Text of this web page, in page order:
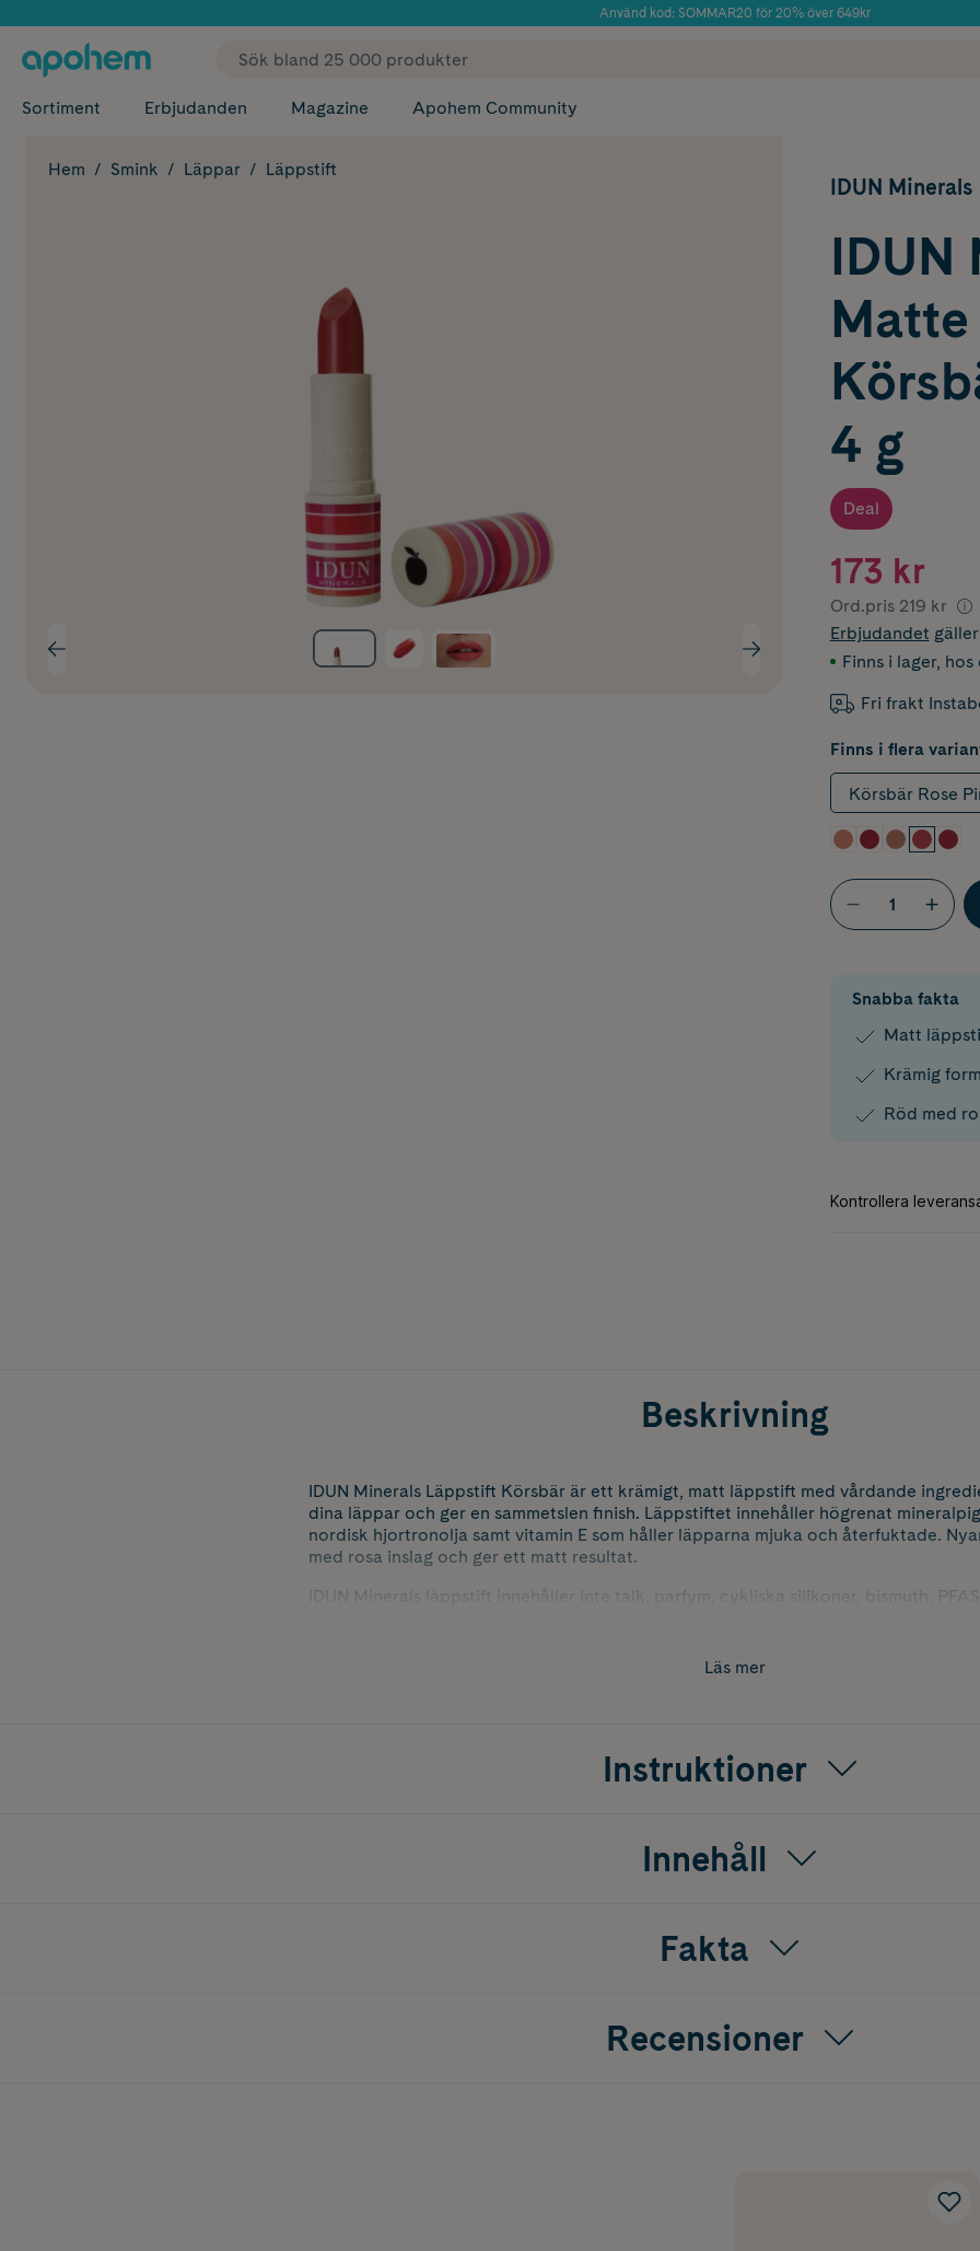
Använd kod: SOMMAR20 för 20% över 649kr
Sortiment Erbjudanden Magazine Apohem Community
Hem Smink Läppar Läppstift
IDUN Minerals
IDUN
4 g
Deal
173 kr
Ord.pris 219 kr
Erbjudandet
Finns i lager, hos
Fri frakt
Finns i flera
Körsbär Rose
Snabba fakta
Matt
Krämig
Röd med
Beskrivning
IDUN Minerals Läppstift Körsbär är ett krämigt, matt läppstift med vårdande
dina läppar och ger en sammetslen finish. Läppstiftet innehåller högrenat
nordisk hjortronolja samt vitamin E som håller läpparna mjuka och återfuktade.
med rosa inslag och ger ett matt resultat.
IDUN Minerals läppstift innehåller inte talk, parfym, cykliska silikoner, bismuth,
Läs mer
Instruktioner
Innehåll
Fakta
Recensioner